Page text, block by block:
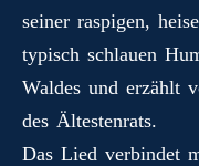
seiner raspigen,
typisch schlauen
Waldes und erzählt
des Ältestenrats.
Das Lied verbindet